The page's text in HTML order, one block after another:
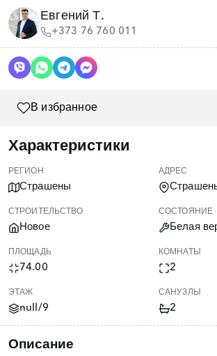
Евгений Т.
+373 76 760 011
В избранное
Характеристики
РЕГИОН
Страшены
АДРЕС
СТРОИТЕЛЬСТВО
Новое
СОСТОЯНИЕ
Белая
ПЛОЩАДЬ
74.00
КОМНАТЫ
2
ЭТАЖ
null/9
САНУЗЛЫ
2
Описание